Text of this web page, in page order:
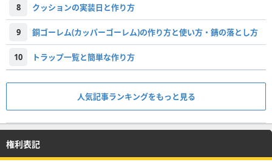
8 クッションの実装日と作り方
9 銅ゴーレム(カッパーゴーレム)の作り方と使い方・錆の落とし方
10 トラップ一覧と簡単な作り方
人気記事ランキングをもっと見る
権利表記